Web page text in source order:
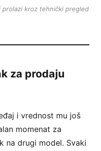
kroz tehnički pregled
za prodaju
i vrednost mu još
momenat za
na drugi model. Svaki